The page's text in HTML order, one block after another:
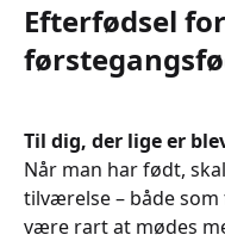
Efterfødsel for
Til dig, der lige er
Når man har født,
tilværelse – både
være rart at mødes